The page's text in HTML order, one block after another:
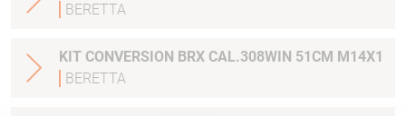
BERETTA
KIT CONVERSION BRX CAL.308WIN 51CM M14X1
BERETTA